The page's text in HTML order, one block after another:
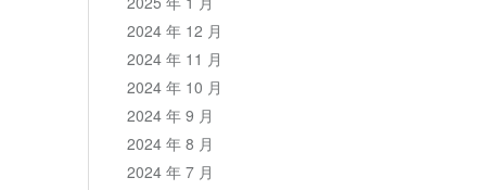
2024 年 12 月
2024 年 11 月
2024 年 10 月
2024 年 9 月
2024 年 8 月
2024 年 7 月